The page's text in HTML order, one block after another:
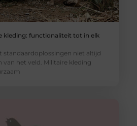
kleding: functionaliteit tot in elk
standaardoplossingen niet altijd
van het veld. Militaire kleding